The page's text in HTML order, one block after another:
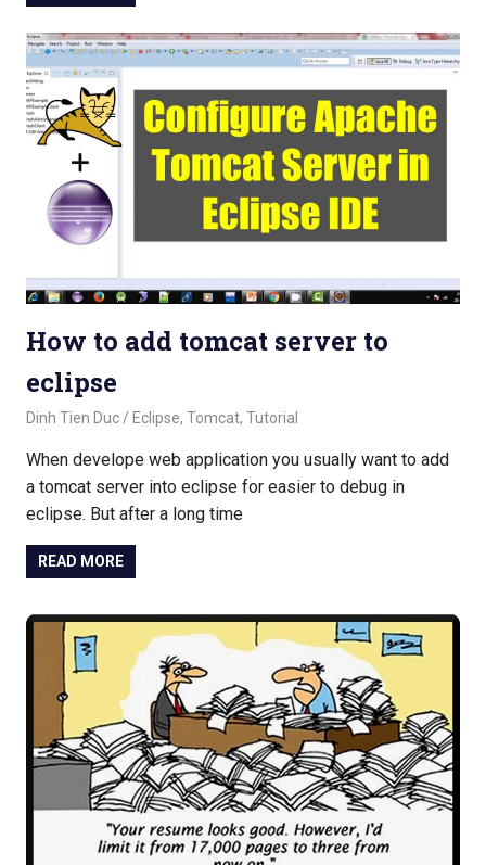
How to add tomcat server to
eclipse
December 22, 2017
Dinh Tien Duc Eclipse, Tomcat, Tutorial
When develope web application you usually want to add
a tomcat server into eclipse for easier to debug in
eclipse. But after a long time
READ MORE